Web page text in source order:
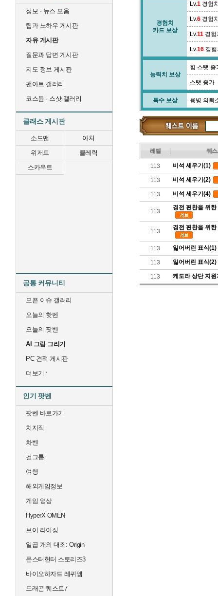
정보 · 뉴스 모음
팁과 노하우 게시판
자유 게시판
질문과 답변 게시판
지도 정보 게시판
팬아트 갤러리
코스튬 · 스샷 갤러리
클래스 게시판
소드맨
아처
위저드
클레릭
스카우트
공통 커뮤니티
오픈 이슈 갤러리
오늘의 핫벤
오늘의 팟벤
AI 그림 그리기
PC 견적 게시판
더보기
인기 팟벤
팟벤 바로가기
치지직
차벤
걸그룹
여행
해외게임정보
게임 영상
HyperX OMEN
브이 라이징
일곱 개의 대죄: Origin
몬스터헌터 스토리즈3
바이오하자드 레퀴엠
드래곤 퀘스트7
경험치
카드 보상
Lv.1 경험
Lv.6 경험
Lv.11 경험
Lv.16 경
능력치 보상
힘 스탯 증
스탯 증가
특수 보상 용병 의뢰
레벨 퀘스
113 비석 세우기(1)
113 비석 세우기(2)
113 비석 세우기(4)
113
경전 편찬을 위
113
경전 편찬을 위
113 잃어버린 표식(1)
113 잃어버린 표식(2)
113 케도라 상단 지원